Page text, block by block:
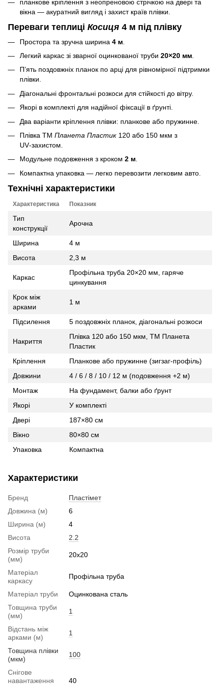
планкове кріплення з неопреновою стрічкою на двері та
вікна — акуратний вигляд і захист країв плівки.
Переваги теплиці Косиця 4 м під плівку
Простора та зручна ширина 4 м
Легкий каркас зі зварної оцинкованої труби 20×20 мм
П’ять поздовжніх планок по арці для рівномірної підтримки
плівки.
Діагональні фронтальні розкоси для стійкості до вітру.
Якорі в комплекті для надійної фіксації в ґрунті.
Два варіанти кріплення плівки: планкове або пружинне.
Плівка ТМ Планета Пластик 120 або 150 мкм з
UV‑захистом.
Модульне подовження з кроком 2 м.
Компактна упаковка — легко перевозити легковим авто.
Технічні характеристики
Характеристика Показник
Тип
конструкції
Арочна
Ширина
4 м
Висота
2,3 м
Каркас
Профільна труба 20×20 мм, гаряче
цинкування
Крок між
арками
1 м
Підсилення 5 поздовжніх планок, діагональні розкоси
Накриття
Плівка 120 або 150 мкм, ТМ Планета
Пластик
Кріплення
Планкове або пружинне (зигзаг‑профіль)
Довжини
4 / 6 / 8 / 10 / 12 м (подовження +2 м)
Монтаж
На фундамент, балки або ґрунт
Якорі
У комплекті
Двері
187×80 см
Вікно
80×80 см
Упаковка
Компактна
Характеристики
Бренд
Пластімет
Довжина (м)
6
Ширина (м)
4
Висота
2.2
Розмір труби
(мм)
20x20
Матеріал
каркасу
Профільна труба
Матеріал труби
Оцинкована сталь
Товщина труби
(мм)
1
Відстань між
арками (м)
1
Товщина плівки
(мкм)
100
Снігове
навантаження
40